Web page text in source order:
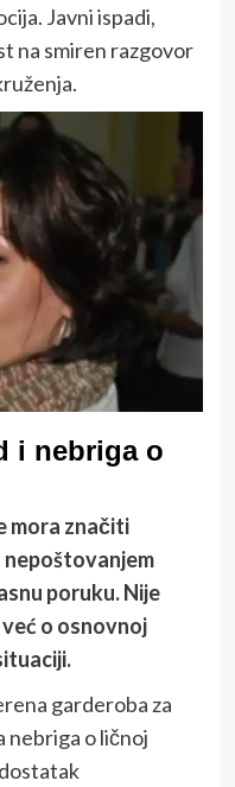
Javni ispadi,
na smiren razgovor
i nebriga o
mora značiti
nepoštovanjem
poruku. Nije
o osnovnoj
garderoba za
nebriga o ličnoj